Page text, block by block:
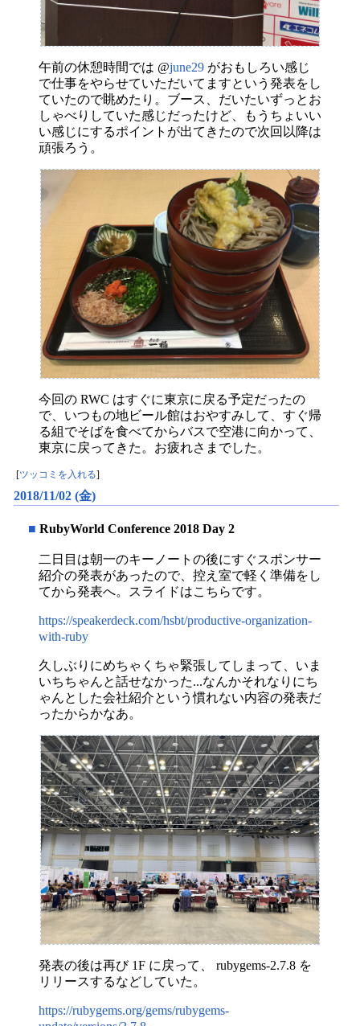
午前の休憩時間では @june29 がおもしろい感じ
で仕事をやらせていただいてますという発表をし
ていたので眺めたり。ブース、だいたいずっとお
しゃべりしていた感じだったけど、もうちょいい
い感じにするポイントが出てきたので次回以降は
頑張ろう。
今回の RWC はすぐに東京に戻る予定だったの
で、いつもの地ビール館はおやすみして、すぐ帰
る組でそばを食べてからバスで空港に向かって、
東京に戻ってきた。お疲れさまでした。
ツッコミを入れる
2018/11/02 (金)
■ RubyWorld Conference 2018 Day 2
二日目は朝一のキーノートの後にすぐスポンサー
紹介の発表があったので、控え室で軽く準備をし
てから発表へ。スライドはこちらです。
https://speakerdeck.com/hsbt/productive-organization-
with-ruby
久しぶりにめちゃくちゃ緊張してしまって、いま
いちちゃんと話せなかった...なんかそれなりにち
ゃんとした会社紹介という慣れない内容の発表だ
ったからかなあ。
発表の後は再び 1F に戻って、 rubygems-2.7.8 を
リリースするなどしていた。
https://rubygems.org/gems/rubygems-